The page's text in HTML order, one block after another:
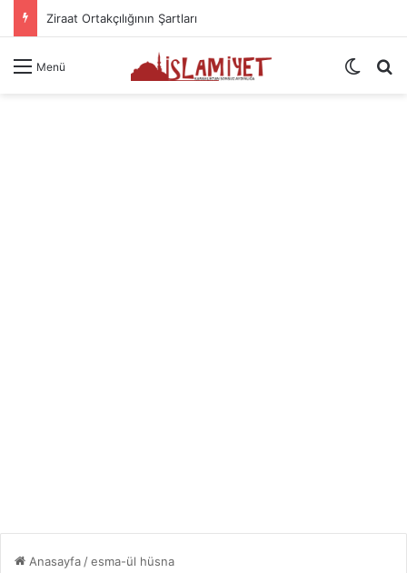
Ziraat Ortakçılığının Şartları
Menü Dış
Anasayfa/esma-ül hüsna